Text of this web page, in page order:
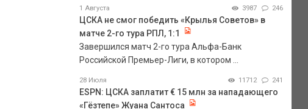
1 Августа 3987 246
ЦСКА не смог победить «Крылья Советов» в
матче 2-го тура РПЛ, 1:1
Завершился матч 2-го тура Альфа-Банк
Российской Премьер-Лиги, в котором ...
28 Июля 11712 241
ESPN: ЦСКА заплатит € 15 млн за нападающего
«Гёзтепе» Жуана Сантоса